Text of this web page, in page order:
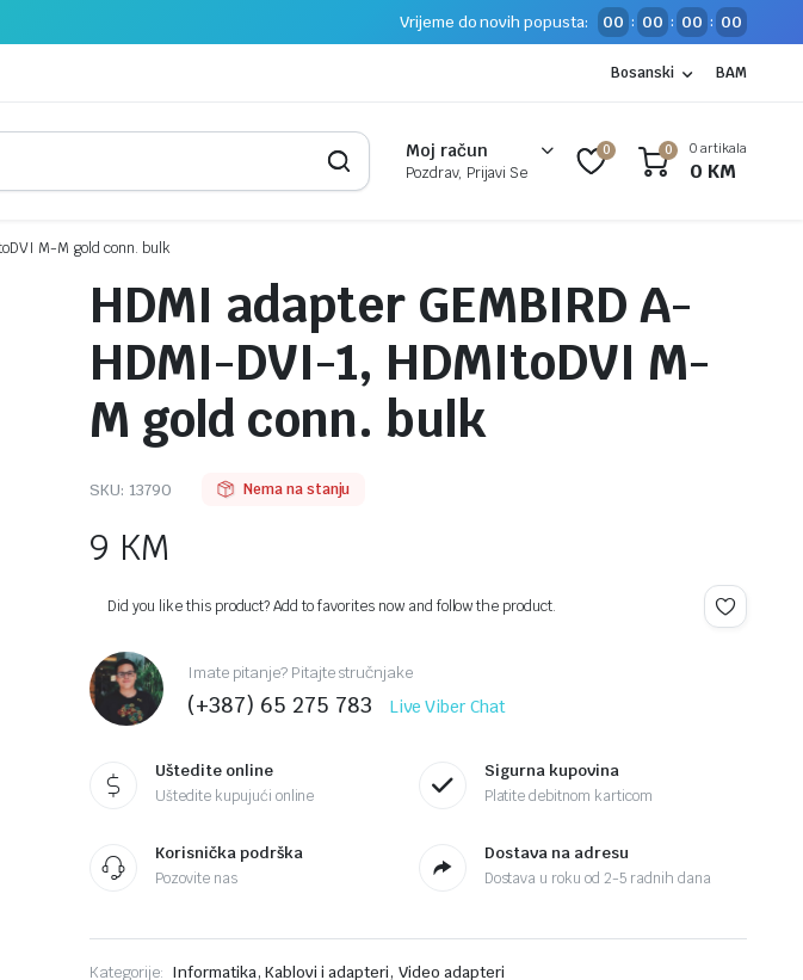
Vrijeme do novih popusta: 00 : 00 : 00 : 00
Bosanski BAM
Moj račun
Pozdrav, Prijavi Se
0 0 0 artikala
0 KM
M-M gold conn. bulk
HDMI adapter GEMBIRD A-
HDMI-DVI-1, HDMItoDVI M-
M gold conn. bulk
SKU: 13790 Nema na stanju
9 KM
Did you like this product? Add to favorites now and follow the product.
Imate pitanje? Pitajte stručnjake
(+387) 65 275 783 Live Viber Chat
Uštedite online
Uštedite kupujući online
Sigurna kupovina
Platite debitnom karticom
Korisnička podrška
Pozovite nas
Dostava na adresu
Dostava u roku od 2-5 radnih dana
Kategorije: Informatika, Kablovi i adapteri, Video adapteri